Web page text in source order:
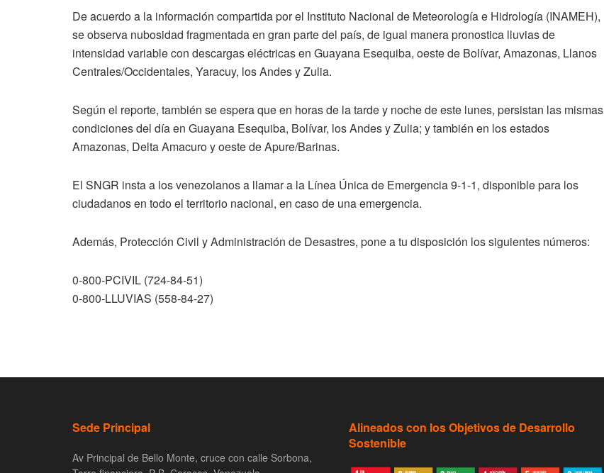
De acuerdo a la información compartida por el Instituto Nacional de Meteorología e Hidrología (INAMEH),
se observa nubosidad fragmentada en gran parte del país, de igual manera pronostica lluvias de
intensidad variable con descargas eléctricas en Guayana Esequiba, oeste de Bolívar, Amazonas, Llanos
Centrales/Occidentales, Yaracuy, los Andes y Zulia.
Según el reporte, también se espera que en horas de la tarde y noche de este lunes, persistan las mismas
condiciones del día en Guayana Esequiba, Bolívar, los Andes y Zulia; y también en los estados
Amazonas, Delta Amacuro y oeste de Apure/Barinas.
El SNGR insta a los venezolanos a llamar a la Línea Única de Emergencia 9-1-1, disponible para los
ciudadanos en todo el territorio nacional, en caso de una emergencia.
Además, Protección Civil y Administración de Desastres, pone a tu disposición los siguientes números:
0-800-PCIVIL (724-84-51)
0-800-LLUVIAS (558-84-27)
Sede Principal
Av Principal de Bello Monte, cruce con calle Sorbona,
Alineados con los Objetivos de Desarrollo
Sostenible